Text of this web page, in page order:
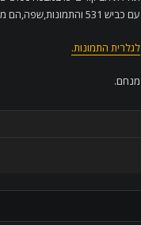
עם כביש 531 והתמונות,שפה,הם מגרפיטי שבמבנה הנטוש.
לגלרית התמונות.
מנחם.